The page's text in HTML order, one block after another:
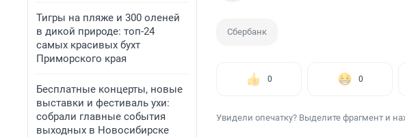
Тигры на пляже и 300 оленей
в дикой природе: топ-24
самых красивых бухт
Приморского края
Бесплатные концерты, новые
выставки и фестиваль ухи:
собрали главные события
выходных в Новосибирске
Сбербанк
0 0
Увидели опечатку? Выделите фрагмент и